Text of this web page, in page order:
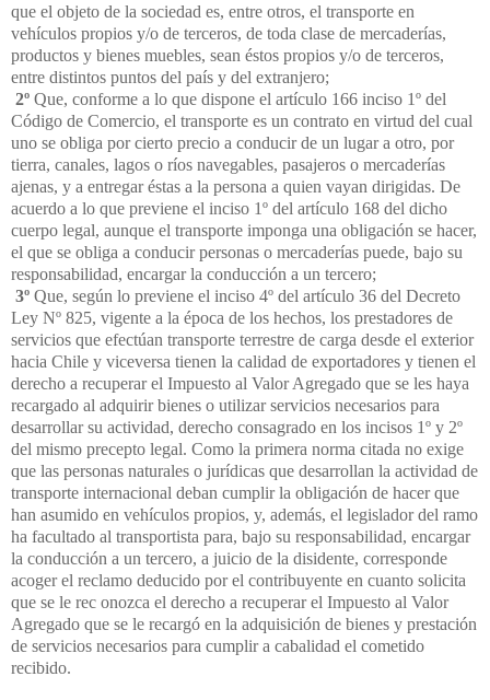
que el objeto de la sociedad es, entre otros, el transporte en
vehículos propios y/o de terceros, de toda clase de mercaderías,
productos y bienes muebles, sean éstos propios y/o de terceros,
entre distintos puntos del país y del extranjero;
2º Que, conforme a lo que dispone el artículo 166 inciso 1º del
Código de Comercio, el transporte es un contrato en virtud del cual
uno se obliga por cierto precio a conducir de un lugar a otro, por
tierra, canales, lagos o ríos navegables, pasajeros o mercaderías
ajenas, y a entregar éstas a la persona a quien vayan dirigidas. De
acuerdo a lo que previene el inciso 1º del artículo 168 del dicho
cuerpo legal, aunque el transporte imponga una obligación se hacer,
el que se obliga a conducir personas o mercaderías puede, bajo su
responsabilidad, encargar la conducción a un tercero;
3º Que, según lo previene el inciso 4º del artículo 36 del Decreto
Ley Nº 825, vigente a la época de los hechos, los prestadores de
servicios que efectúan transporte terrestre de carga desde el exterior
hacia Chile y viceversa tienen la calidad de exportadores y tienen el
derecho a recuperar el Impuesto al Valor Agregado que se les haya
recargado al adquirir bienes o utilizar servicios necesarios para
desarrollar su actividad, derecho consagrado en los incisos 1º y 2º
del mismo precepto legal. Como la primera norma citada no exige
que las personas naturales o jurídicas que desarrollan la actividad de
transporte internacional deban cumplir la obligación de hacer que
han asumido en vehículos propios, y, además, el legislador del ramo
ha facultado al transportista para, bajo su responsabilidad, encargar
la conducción a un tercero, a juicio de la disidente, corresponde
acoger el reclamo deducido por el contribuyente en cuanto solicita
que se le rec onozca el derecho a recuperar el Impuesto al Valor
Agregado que se le recargó en la adquisición de bienes y prestación
de servicios necesarios para cumplir a cabalidad el cometido
recibido.